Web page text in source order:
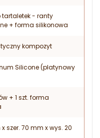
tartaletek - ranty
+ forma silikonowa
kompozyt
Silicone (platynowy
+ 1 szt. forma
szer. 70 mm x wys. 20